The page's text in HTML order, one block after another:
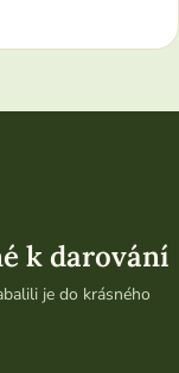
k darování
je do krásného